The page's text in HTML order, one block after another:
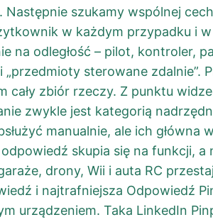
szukamy wspólnej
w każdym przypadku i
na odległość – pilot, kontroler,
sterowane zdalnie”.
cały zbiór rzeczy. Z punktu
zwykle jest kategorią
manualnie, ale ich główna
skupia się na funkcji,
drony, Wii i auta RC
i najtrafniejsza Odpowiedź
urządzeniem. Taka LinkedIn